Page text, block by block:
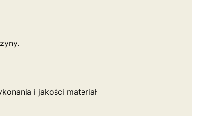
i jakości materiał